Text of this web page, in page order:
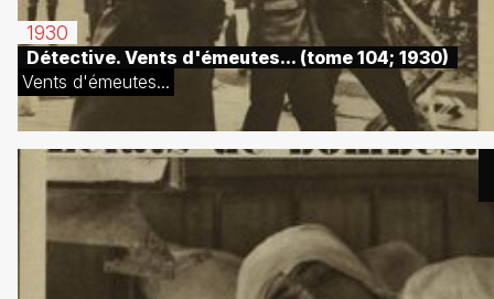
1930
Détective. Vents d'émeutes... (tome 104; 1930)
Vents d'émeutes...